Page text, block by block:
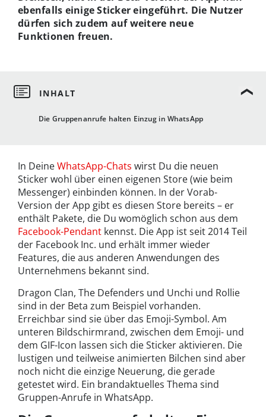
Die Gruppenanrufe halten Einzug in WhatsApp
ebenfalls einige Sticker eingeführt. Die Nutzer
dürfen sich zudem auf weitere neue
Funktionen freuen.
In DeineWhatsApp-Chats wirst Du die neuen
Sticker wohl über einen eigenen Store (wie beim
Messenger) einbinden können. In der Vorab-
Version der App gibt es diesen Store bereits – er
enthält Pakete, die Du womöglich schon aus dem
Facebook-Pendant kennst. Die App ist seit 2014 Teil
der Facebook Inc. und erhält immer wieder
Features, die aus anderen Anwendungen des
Unternehmens bekannt sind.
Dragon Clan, The Defenders und Unchi und Rollie
sind in der Beta zum Beispiel vorhanden.
Erreichbar sind sie über das Emoji-Symbol. Am
unteren Bildschirmrand, zwischen dem Emoji- und
dem GIF-Icon lassen sich die Sticker aktivieren. Die
lustigen und teilweise animierten Bilchen sind aber
noch nicht die einzige Neuerung, die gerade
getestet wird. Ein brandaktuelles Thema sind
Gruppen-Anrufe in WhatsApp.